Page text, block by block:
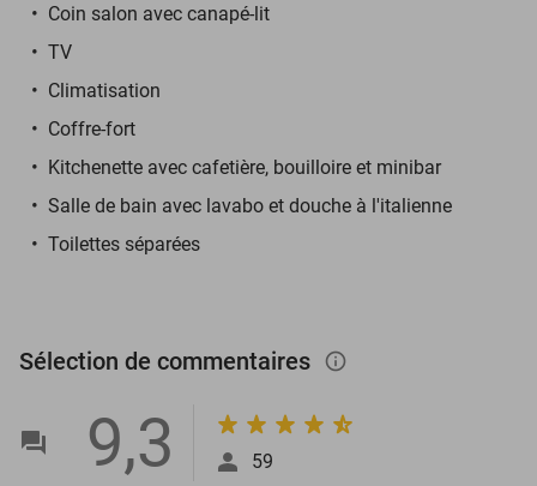
Coin salon avec canapé-lit
TV
Climatisation
Coffre-fort
Kitchenette avec cafetière, bouilloire et minibar
Salle de bain avec lavabo et douche à l'italienne
Toilettes séparées
Sélection de commentaires info_outlined
9,3 59